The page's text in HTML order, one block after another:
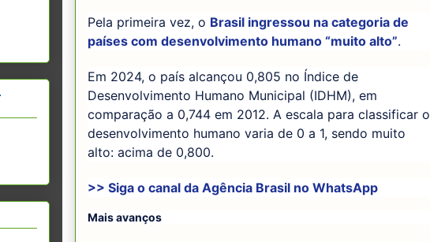
Pela primeira vez, o Brasil ingressou na categoria de
países com desenvolvimento humano “muito alto”.
Em 2024, o país alcançou 0,805 no Índice de
Desenvolvimento Humano Municipal (IDHM), em
comparação a 0,744 em 2012. A escala para classificar o
desenvolvimento humano varia de 0 a 1, sendo muito
alto: acima de 0,800.
>> Siga o canal da Agência Brasil no WhatsApp
Mais avanços